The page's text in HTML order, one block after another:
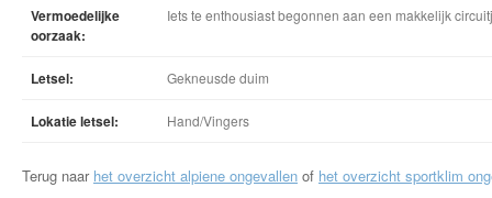
Vermoedelijke
oorzaak:
Iets te enthousiast begonnen aan een makkelijk
Letsel: Gekneusde duim
Lokatie letsel: Hand/Vingers
Terug naar het overzicht alpiene ongevallen of het overzicht sportklim